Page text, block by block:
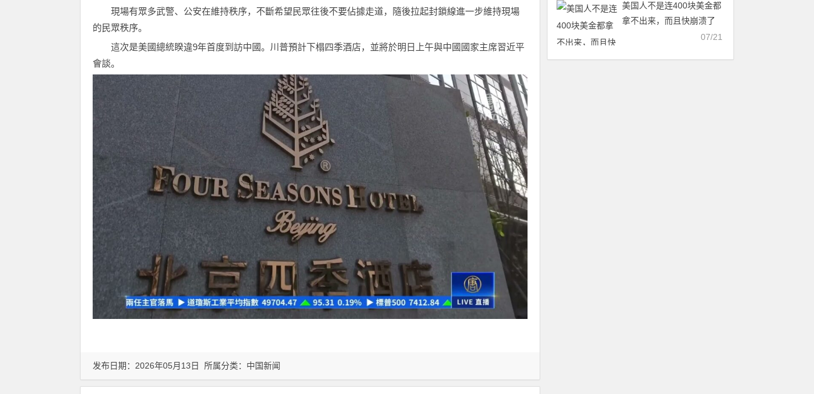
現場有眾多武警、公安在維持秩序，不斷希望民眾往後不要佔據走道，隨後拉起封鎖線進一步維持現場
的民眾秩序。
這次是美國總統睽違9年首度到訪中國。川普預計下榻四季酒店，並將於明日上午與中國國家主席習近平
會談。
发布日期：2026年05月13日 所属分类： 中国新闻
美国人不是连400块美金都
拿不出来，而且快崩溃了
么？为什么世界杯场场爆
07/21